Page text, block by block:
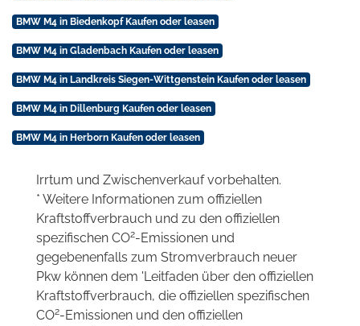
BMW M4 in Biedenkopf Kaufen oder leasen
BMW M4 in Gladenbach Kaufen oder leasen
BMW M4 in Landkreis Siegen-Wittgenstein Kaufen oder leasen
BMW M4 in Dillenburg Kaufen oder leasen
BMW M4 in Herborn Kaufen oder leasen
Irrtum und Zwischenverkauf vorbehalten.
* Weitere Informationen zum offiziellen
Kraftstoffverbrauch und zu den offiziellen
spezifischen CO2-Emissionen und
gegebenenfalls zum Stromverbrauch neuer
Pkw können dem 'Leitfaden über den offiziellen
Kraftstoffverbrauch, die offiziellen spezifischen
CO2-Emissionen und den offiziellen